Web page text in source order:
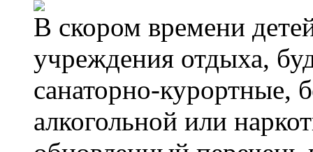
В скором времени
учреждения отдыха,
санаторно-курортные,
алкогольной или